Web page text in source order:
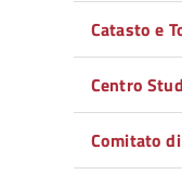
Catasto e
Centro
Comitato